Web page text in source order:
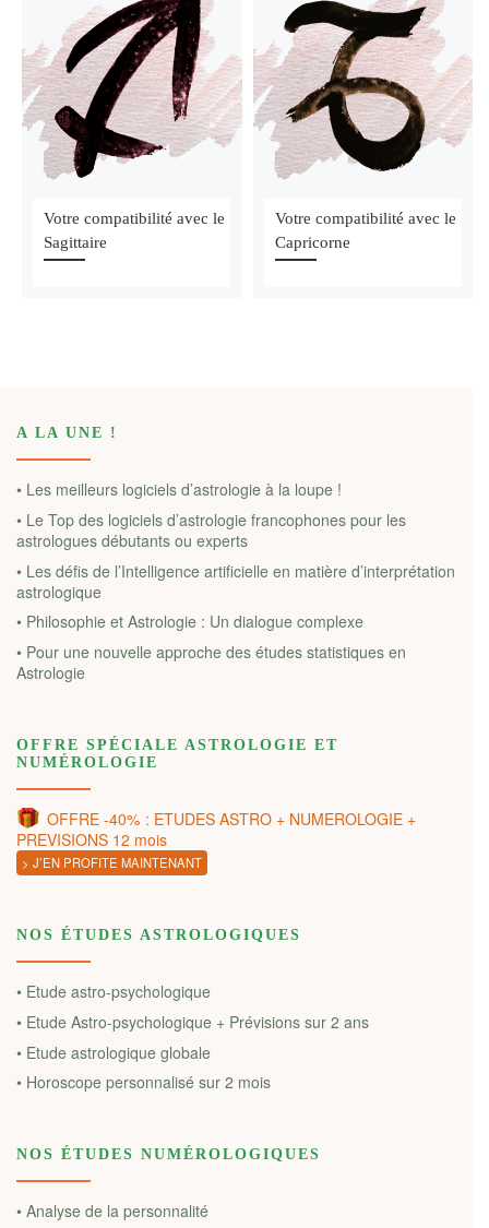
Votre compatibilité avec le
Sagittaire
Votre compatibilité avec le
Capricorne
A LA UNE !
• Les meilleurs logiciels d’astrologie à la loupe !
• Le Top des logiciels d’astrologie francophones pour les
astrologues débutants ou experts
• Les défis de l’Intelligence artificielle en matière d’interprétation
astrologique
• Philosophie et Astrologie : Un dialogue complexe
• Pour une nouvelle approche des études statistiques en
Astrologie
OFFRE SPÉCIALE ASTROLOGIE ET
NUMÉROLOGIE
OFFRE -40% : ETUDES ASTRO + NUMEROLOGIE +
PREVISIONS 12 mois
> J’EN PROFITE MAINTENANT
NOS ÉTUDES ASTROLOGIQUES
• Etude astro-psychologique
• Etude Astro-psychologique + Prévisions sur 2 ans
• Etude astrologique globale
• Horoscope personnalisé sur 2 mois
NOS ÉTUDES NUMÉROLOGIQUES
• Analyse de la personnalité